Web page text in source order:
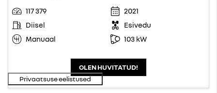
117 379
2021
Diisel
Esivedu
Manuaal
103 kW
OLEN HUVITATUD!